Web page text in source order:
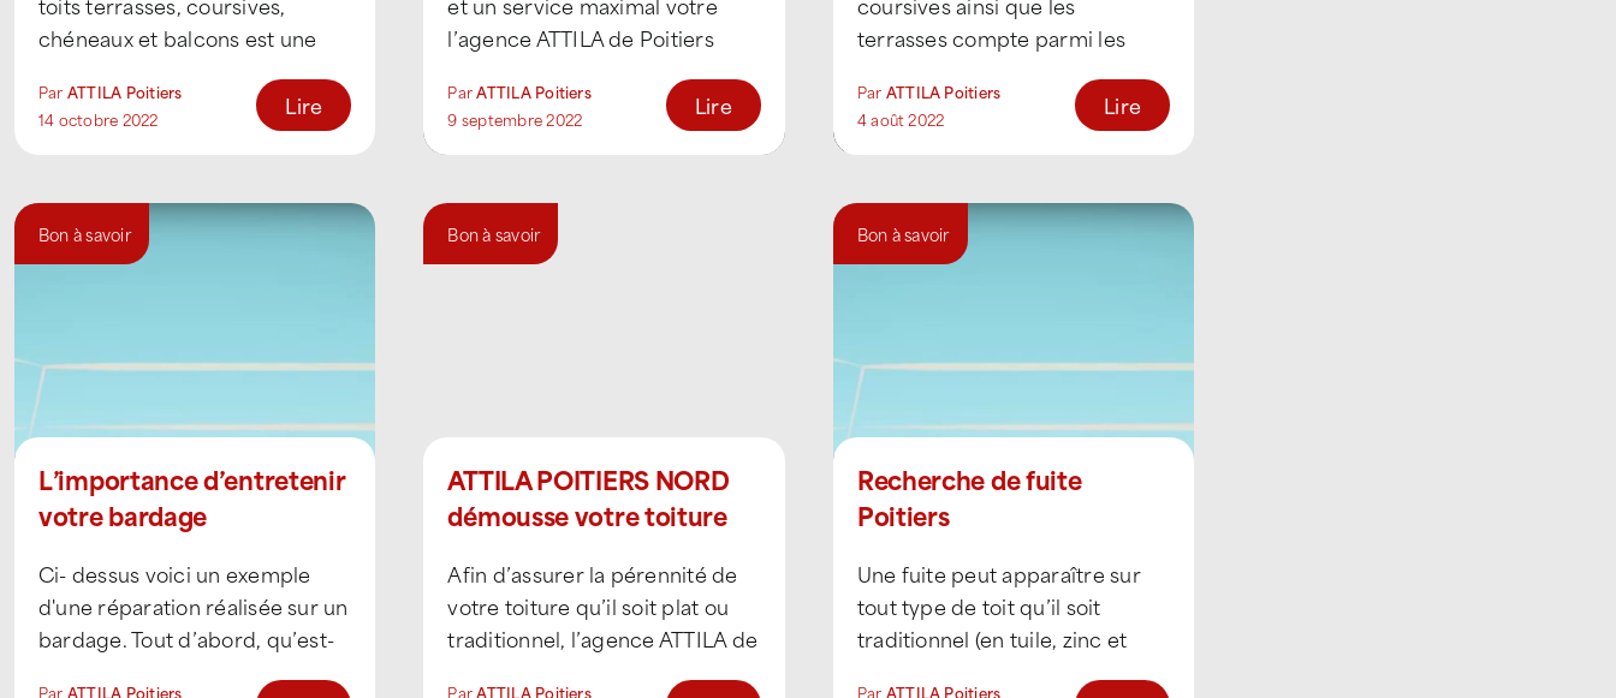
chéneaux et balcons est une
la pérennité de la toiture. C’est
[...]
Par ATTILA Poitiers
14 octobre 2022
Lire
l’agence ATTILA de Poitiers
nacelle. Cette dernière permet
[...]
ParATTILA Poitiers
9 septembre 2022
Lire
terrasses compte parmi les
C’est pour cela qu’il est [...]
Par ATTILA Poitiers
4 août 2022
Lire
Bon à savoir
L’importance d’entretenir
votre bardage
Ci- dessus voici un exemple
d'une réparation réalisée sur un
bardage. Tout d’abord, qu’est-
Par ATTILA Poitiers
Bon à savoir
ATTILA POITIERS NORD
démousse votre toiture
Afin d’assurer la pérennité de
votre toiture qu’il soit plat ou
traditionnel, l’agence ATTILA de
ParATTILA Poitiers
Bon à savoir
Recherche de fuite
Poitiers
Une fuite peut apparaître sur
tout type de toit qu’il soit
traditionnel (en tuile, zinc et
Par ATTILA Poitiers